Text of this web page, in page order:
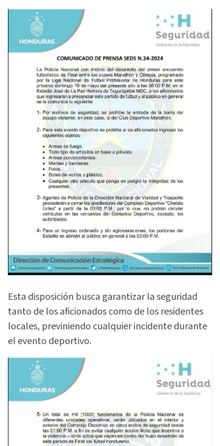
Esta disposición busca garantizar la seguridad
tanto de los aficionados como de los residentes
locales, previniendo cualquier incidente durante
el evento deportivo.